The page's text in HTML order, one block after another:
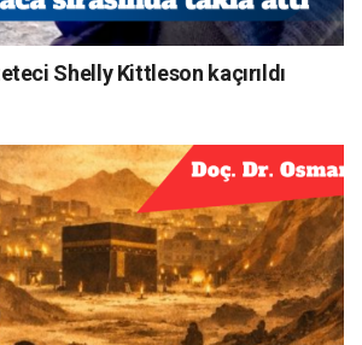
Shelly Kittleson kaçırıldı